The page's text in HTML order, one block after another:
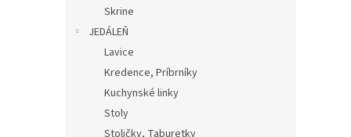
Skrine
JEDÁLEŇ
Lavice
Kredence, Príbrníky
Kuchynské linky
Stoly
Stoličky, Taburetky